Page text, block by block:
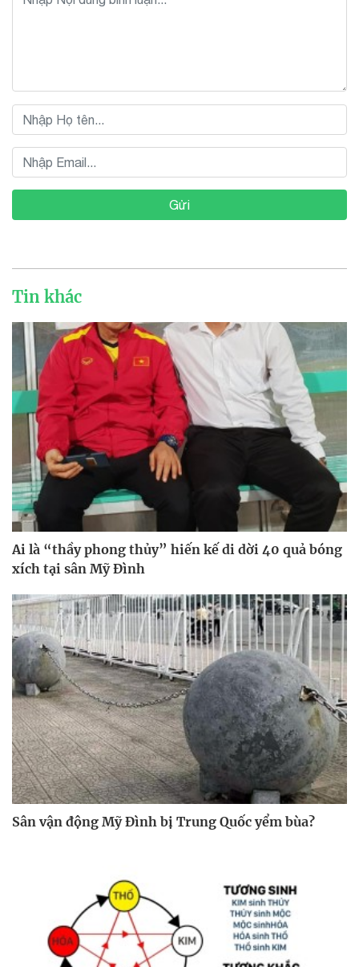
Gửi
Tin khác
Ai là “thầy phong thủy” hiến kế di dời 40 quả bóng
xích tại sân Mỹ Đình
Sân vận động Mỹ Đình bị Trung Quốc yểm bùa?